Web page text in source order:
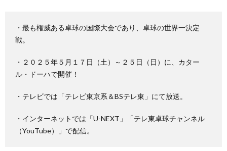
・最も権威ある卓球の国際大会であり、卓球の世界一決定
戦。
・２０２５年５月１７日（土）～２５日（日）に、カター
ル・ドーハで開催！
・テレビでは「テレビ東京系＆BSテレ東」にて放送。
・インターネットでは「U-NEXT」「テレ東卓球チャンネル
（YouTube）」で配信。